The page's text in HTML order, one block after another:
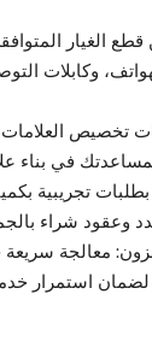
وكابلات
وعقود شراء
استمرار